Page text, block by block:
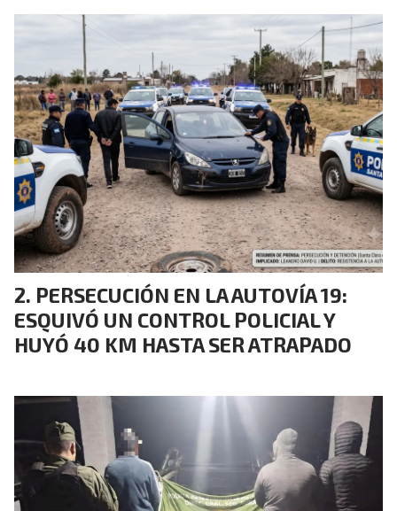
PERSECUCIÓN EN LA AUTOVÍA 19:
ESQUIVÓ UN CONTROL POLICIAL Y
HUYÓ 40 KM HASTA SER ATRAPADO